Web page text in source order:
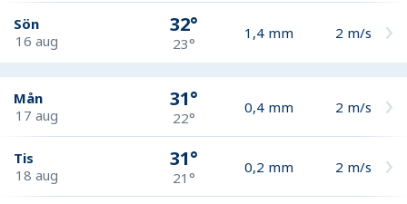
Sön
16 aug
32°
23°
1,4 mm 2 m/s
Mån
17 aug
31°
22°
0,4 mm 2 m/s
Tis
18 aug
31°
21°
0,2 mm 2 m/s